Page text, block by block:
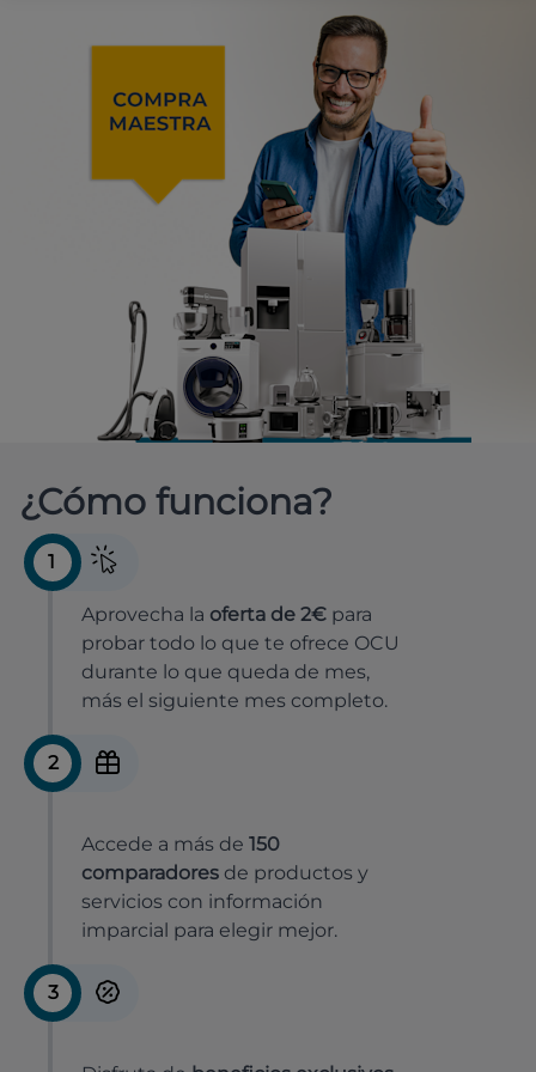
¿Cómo funciona?
1
Aprovecha la oferta de 2€ para
probar todo lo que te ofrece OCU
durante lo que queda de mes,
más el siguiente mes completo.
2
Accede a más de 150
comparadores de productos y
servicios con información
imparcial para elegir mejor.
3